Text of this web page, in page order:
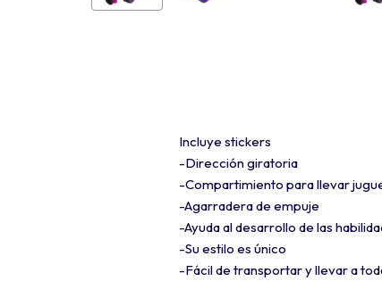
Incluye stickers
-Dirección giratoria
-Compartimiento para llevar
-Agarradera de empuje
-Ayuda al desarrollo de las
-Su estilo es único
-Fácil de transportar y llevar a